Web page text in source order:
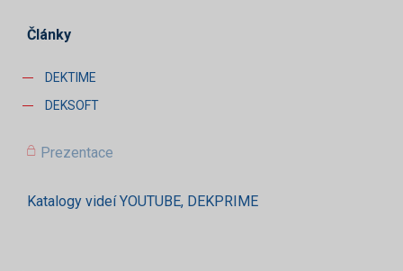
Články
DEKTIME
DEKSOFT
Prezentace
Katalogy videí YOUTUBE, DEKPRIME